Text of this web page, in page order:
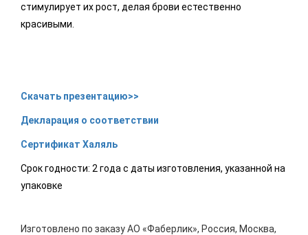
стимулирует их рост, делая брови естественно
красивыми.
Скачать презентацию>>
Декларация о соответствии
Сертификат Халяль
Срок годности: 2 года с даты изготовления, указанной на
упаковке
Изготовлено по заказу АО «Фаберлик», Россия, Москва,